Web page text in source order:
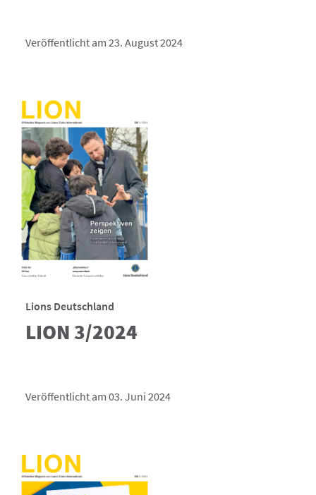
Veröffentlicht am 23. August 2024
Lions Deutschland
LION 3/2024
Veröffentlicht am 03. Juni 2024